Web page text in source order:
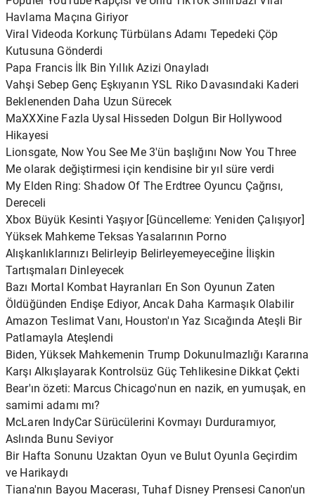
Havlama Maçına Giriyor
Viral Videoda Korkunç Türbülans Adamı Tepedeki Çöp
Kutusuna Gönderdi
Papa Francis İlk Bin Yıllık Azizi Onayladı
Vahşi Sebep Genç Eşkıyanın YSL Riko Davasındaki Kaderi
Beklenenden Daha Uzun Sürecek
MaXXXine Fazla Uysal Hisseden Dolgun Bir Hollywood
Hikayesi
Lionsgate, Now You See Me 3'ün başlığını Now You Three
Me olarak değiştirmesi için kendisine bir yıl süre verdi
My Elden Ring: Shadow Of The Erdtree Oyuncu Çağrısı,
Dereceli
Xbox Büyük Kesinti Yaşıyor [Güncelleme: Yeniden Çalışıyor]
Yüksek Mahkeme Teksas Yasalarının Porno
Alışkanlıklarınızı Belirleyip Belirleyemeyeceğine İlişkin
Tartışmaları Dinleyecek
Bazı Mortal Kombat Hayranları En Son Oyunun Zaten
Öldüğünden Endişe Ediyor, Ancak Daha Karmaşık Olabilir
Amazon Teslimat Vanı, Houston'ın Yaz Sıcağında Ateşli Bir
Patlamayla Ateşlendi
Biden, Yüksek Mahkemenin Trump Dokunulmazlığı Kararına
Karşı Alkışlayarak Kontrolsüz Güç Tehlikesine Dikkat Çekti
Bear'ın özeti: Marcus Chicago'nun en nazik, en yumuşak, en
samimi adamı mı?
McLaren IndyCar Sürücülerini Kovmayı Durduramıyor,
Aslında Bunu Seviyor
Bir Hafta Sonunu Uzaktan Oyun ve Bulut Oyunla Geçirdim
ve Harikaydı
Tiana'nın Bayou Macerası, Tuhaf Disney Prensesi Canon'un